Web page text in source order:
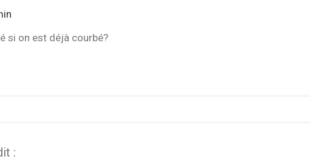
si on est déjà courbé?
: